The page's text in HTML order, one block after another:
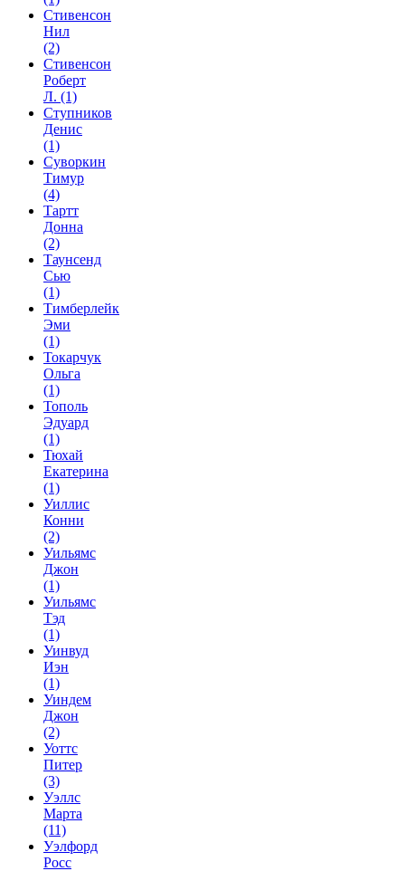
Стивенсон
Нил
(2)
Стивенсон
Роберт
Л. (1)
Ступников
Денис
(1)
Суворкин
Тимур
(4)
Тартт
Донна
(2)
Таунсенд
Сью
(1)
Тимберлейк
Эми
(1)
Токарчук
Ольга
(1)
Тополь
Эдуард
(1)
Тюхай
Екатерина
(1)
Уиллис
Конни
(2)
Уильямс
Джон
(1)
Уильямс
Тэд
(1)
Уинвуд
Иэн
(1)
Уиндем
Джон
(2)
Уоттс
Питер
(3)
Уэллс
Марта
(11)
Уэлфорд
Росс